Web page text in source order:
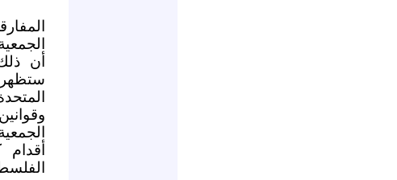
أن
ستظهر